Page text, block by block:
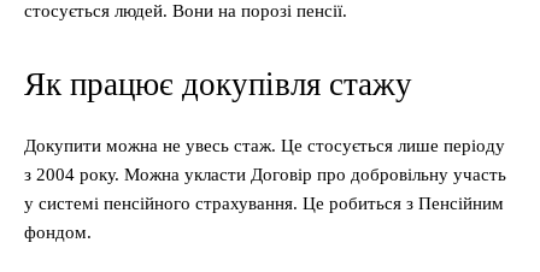
стосується людей. Вони на порозі пенсії.
Як працює докупівля стажу
Докупити можна не увесь стаж. Це стосується лише періоду
з 2004 року. Можна укласти Договір про добровільну участь
у системі пенсійного страхування. Це робиться з Пенсійним
фондом.